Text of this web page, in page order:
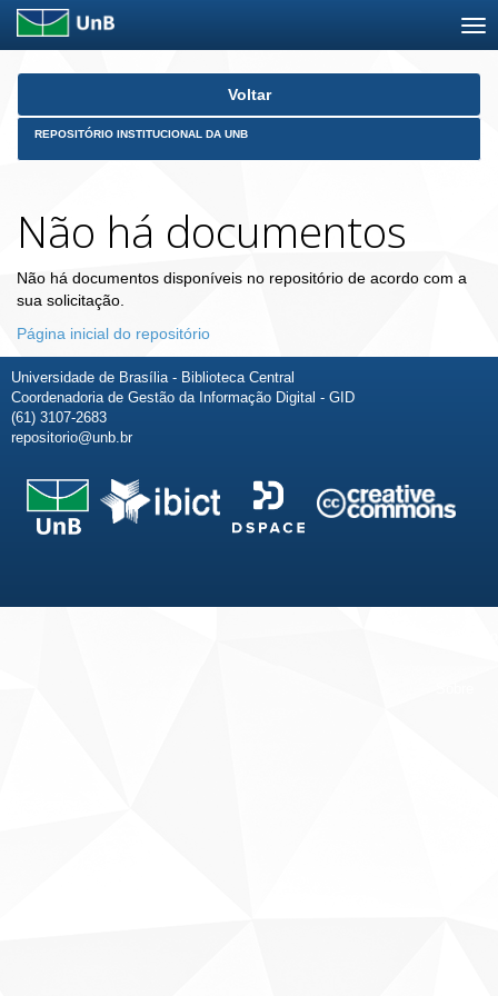
Skip
Voltar
REPOSITÓRIO INSTITUCIONAL DA UNB
Não há documentos
Não há documentos disponíveis no repositório de acordo com a
sua solicitação.
Página inicial do repositório
Universidade de Brasília - Biblioteca Central
Coordenadoria de Gestão da Informação Digital - GID
(61) 3107-2683
repositorio@unb.br